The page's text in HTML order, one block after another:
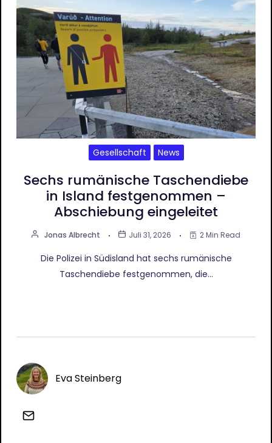
Gesellschaft News
Sechs rumänische Taschendiebe
in Island festgenommen –
Abschiebung eingeleitet
Jonas Albrecht Juli 31, 2026 2 Min Read
Die Polizei in Südisland hat sechs rumänische
Taschendiebe festgenommen, die…
Eva Steinberg